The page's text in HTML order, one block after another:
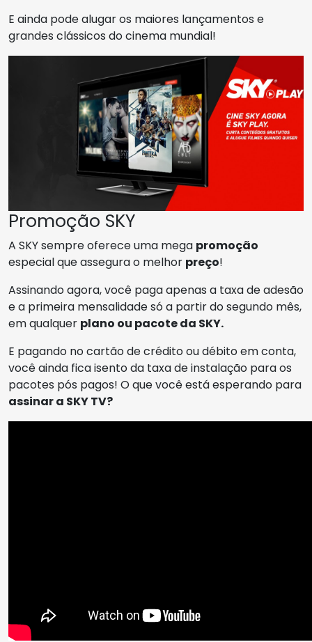
E ainda pode alugar os maiores lançamentos e
grandes clássicos do cinema mundial!
Promoção SKY
A SKY sempre oferece uma mega promoção
especial que assegura o melhor preço!
Assinando agora, você paga apenas a taxa de adesão
e a primeira mensalidade só a partir do segundo mês,
em qualquer plano ou pacote da SKY.
E pagando no cartão de crédito ou débito em conta,
você ainda fica isento da taxa de instalação para os
pacotes pós pagos! O que você está esperando para
assinar a SKY TV?